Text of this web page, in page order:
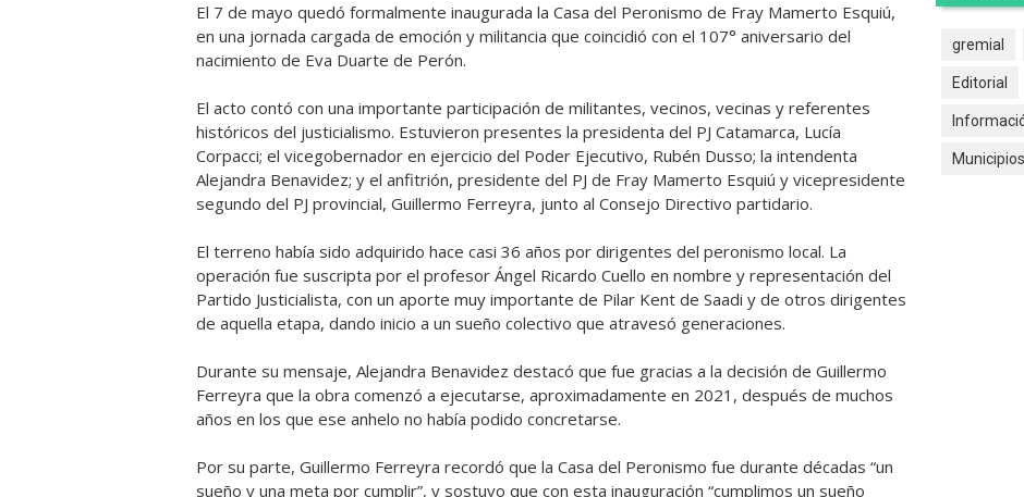
El 7 de mayo quedó formalmente inaugurada la Casa del Peronismo de Fray Mamerto Esquiú,
en una jornada cargada de emoción y militancia que coincidió con el 107° aniversario del
nacimiento de Eva Duarte de Perón.
El acto contó con una importante participación de militantes, vecinos, vecinas y referentes
históricos del justicialismo. Estuvieron presentes la presidenta del PJ Catamarca, Lucía
Corpacci; el vicegobernador en ejercicio del Poder Ejecutivo, Rubén Dusso; la intendenta
Alejandra Benavidez; y el anfitrión, presidente del PJ de Fray Mamerto Esquiú y vicepresidente
segundo del PJ provincial, Guillermo Ferreyra, junto al Consejo Directivo partidario.
El terreno había sido adquirido hace casi 36 años por dirigentes del peronismo local. La
operación fue suscripta por el profesor Ángel Ricardo Cuello en nombre y representación del
Partido Justicialista, con un aporte muy importante de Pilar Kent de Saadi y de otros dirigentes
de aquella etapa, dando inicio a un sueño colectivo que atravesó generaciones.
Durante su mensaje, Alejandra Benavidez destacó que fue gracias a la decisión de Guillermo
Ferreyra que la obra comenzó a ejecutarse, aproximadamente en 2021, después de muchos
años en los que ese anhelo no había podido concretarse.
Por su parte, Guillermo Ferreyra recordó que la Casa del Peronismo fue durante décadas “un
sueño y una meta por cumplir”, y sostuvo que con esta inauguración “cumplimos un sueño
gremial
Editorial
Municipios